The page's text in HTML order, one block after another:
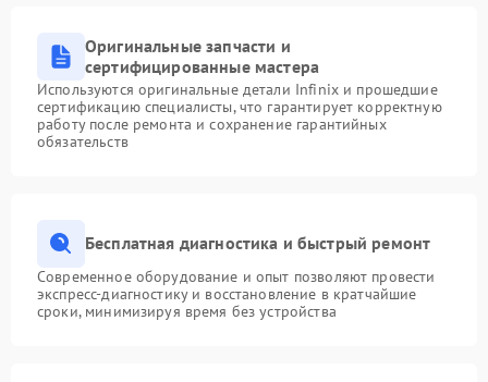
Оригинальные запчасти и
сертифицированные мастера
Используются оригинальные детали Infinix и прошедшие
сертификацию специалисты, что гарантирует корректную
работу после ремонта и сохранение гарантийных
обязательств
Бесплатная диагностика и быстрый ремонт
Современное оборудование и опыт позволяют провести
экспресс-диагностику и восстановление в кратчайшие
сроки, минимизируя время без устройства